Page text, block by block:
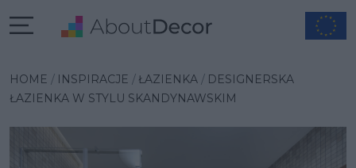
HOME INSPIRACJE ŁAZIENKA
DESIGNERSKA
ŁAZIENKA W STYLU SKANDYNAWSKIM